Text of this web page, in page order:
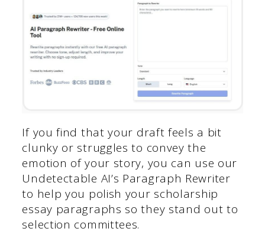
If you find that your draft feels a bit
clunky or struggles to convey the
emotion of your story, you can use our
Undetectable AI’s Paragraph Rewriter
to help you polish your scholarship
essay paragraphs so they stand out to
selection committees.